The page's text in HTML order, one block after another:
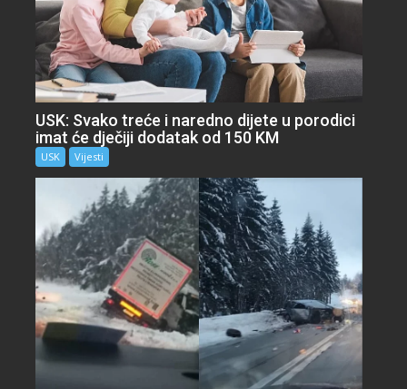
USK: Svako treće i naredno dijete u porodici
imat će dječiji dodatak od 150 KM
USK Vijesti